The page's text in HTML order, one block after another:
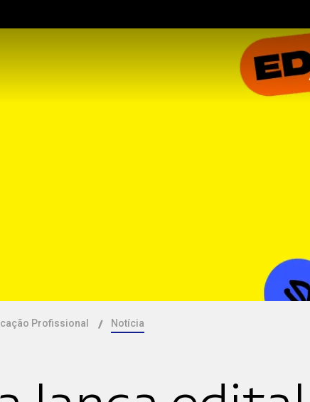
Profissional Notícia